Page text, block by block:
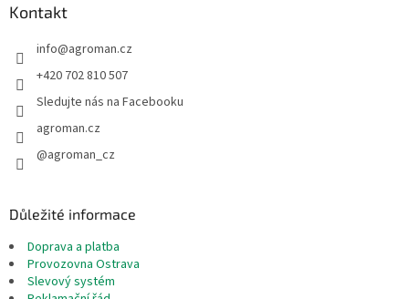
Kontakt
info@agroman.cz
+420 702 810 507
Sledujte nás na Facebooku
agroman.cz
@agroman_cz
Důležité informace
Doprava a platba
Provozovna Ostrava
Slevový systém